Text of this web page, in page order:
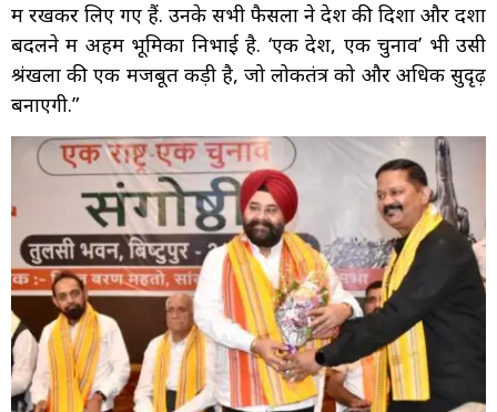
में रखकर लिए गए हैं. उनके सभी फैसलों ने देश की दिशा और दशा
बदलने में अहम भूमिका निभाई है. ‘एक देश, एक चुनाव’ भी उसी
श्रंखला की एक मजबूत कड़ी है, जो लोकतंत्र को और अधिक सुदृढ़
बनाएगी.”